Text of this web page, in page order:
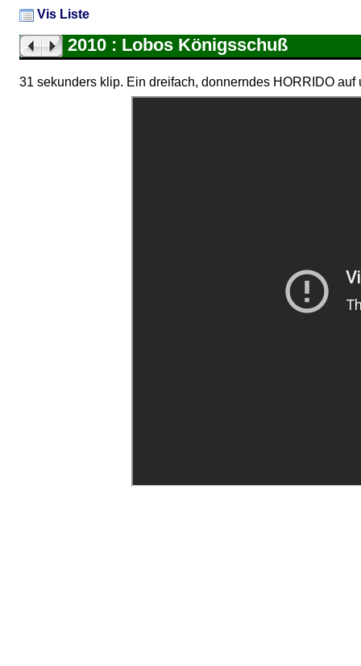
Vis Liste
2010 : Lobos Königsschuß
31 sekunders klip. Ein dreifach, donnerndes HORRIDO